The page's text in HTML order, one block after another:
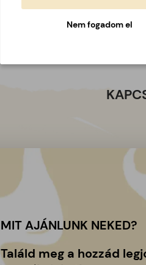
MIT AJÁNLUNK NEKED?
Találd meg a hozzád
Nem fogadom el